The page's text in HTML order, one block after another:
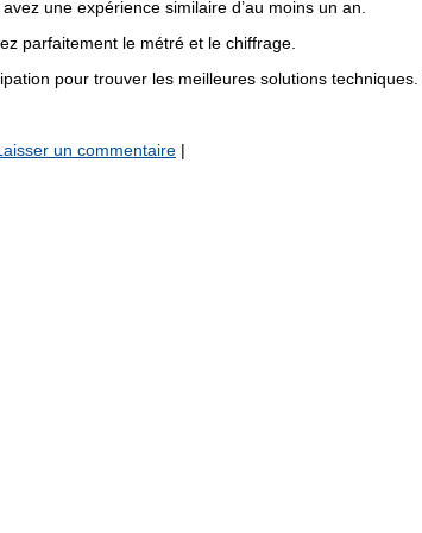
une expérience similaire d’au moins un an.
parfaitement le métré et le chiffrage.
pour trouver les meilleures solutions
un commentaire |